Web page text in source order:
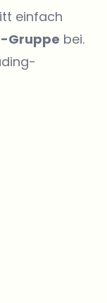
einfach
Gruppe bei.